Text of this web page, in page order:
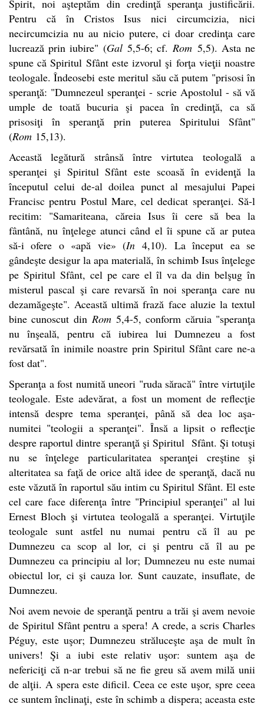
Spirit, noi aşteptăm din credinţă speranţa justificării.
Pentru că în Cristos Isus nici circumcizia, nici
necircumcizia nu au nicio putere, ci doar credinţa care
lucrează prin iubire" (Gal5,5-6; cf. Rom 5,5). Asta ne
spune că Spiritul Sfânt este izvorul şi forţa vieţii noastre
teologale. Îndeosebi este meritul său că putem "prisosi în
speranţă: "Dumnezeul speranţei - scrie Apostolul - să vă
umple de toată bucuria şi pacea în credinţă, ca să
prisosiţi în speranţă prin puterea Spiritului Sfânt"
(Rom 15,13).
Această legătură strânsă între virtutea teologală a
speranţei şi Spiritul Sfânt este scoasă în evidenţă la
începutul celui de-al doilea punct al mesajului Papei
Francisc pentru Postul Mare, cel dedicat speranţei. Să-l
recitim: "Samariteana, căreia Isus îi cere să bea la
fântână, nu înţelege atunci când el îi spune că ar putea
să-i ofere o «apă vie» (In 4,10). La început ea se
gândeşte desigur la apa materială, în schimb Isus înţelege
pe Spiritul Sfânt, cel pe care el îl va da din belşug în
misterul pascal şi care revarsă în noi speranţa care nu
dezamăgeşte". Această ultimă frază face aluzie la textul
bine cunoscut din Rom5,4-5, conform căruia "speranţa
nu înşeală, pentru că iubirea lui Dumnezeu a fost
revărsată în inimile noastre prin Spiritul Sfânt care ne-a
fost dat".
Speranţa a fost numită uneori "ruda săracă" între virtuţile
teologale. Este adevărat, a fost un moment de reflecţie
intensă despre tema speranţei, până să dea loc aşa-
numitei "teologii a speranţei". Însă a lipsit o reflecţie
despre raportul dintre speranţă şi Spiritul Sfânt. Şi totuşi
nu se înţelege particularitatea speranţei creştine şi
alteritatea sa faţă de orice altă idee de speranţă, dacă nu
este văzută în raportul său intim cu Spiritul Sfânt. El este
cel care face diferenţa între "Principiul speranţei" al lui
Ernest Bloch şi virtutea teologală a speranţei. Virtuţile
teologale sunt astfel nu numai pentru că îl au pe
Dumnezeu ca scop al lor, ci şi pentru că îl au pe
Dumnezeu ca principiu al lor; Dumnezeu nu este numai
obiectul lor, ci şi cauza lor. Sunt cauzate, insuflate, de
Dumnezeu.
Noi avem nevoie de speranţă pentru a trăi şi avem nevoie
de Spiritul Sfânt pentru a spera! A crede, a scris Charles
Péguy, este uşor; Dumnezeu străluceşte aşa de mult în
univers! Şi a iubi este relativ uşor: suntem aşa de
nefericiţi că n-ar trebui să ne fie greu să avem milă unii
de alţii. A spera este dificil. Ceea ce este uşor, spre ceea
ce suntem înclinaţi, este în schimb a dispera; aceasta este